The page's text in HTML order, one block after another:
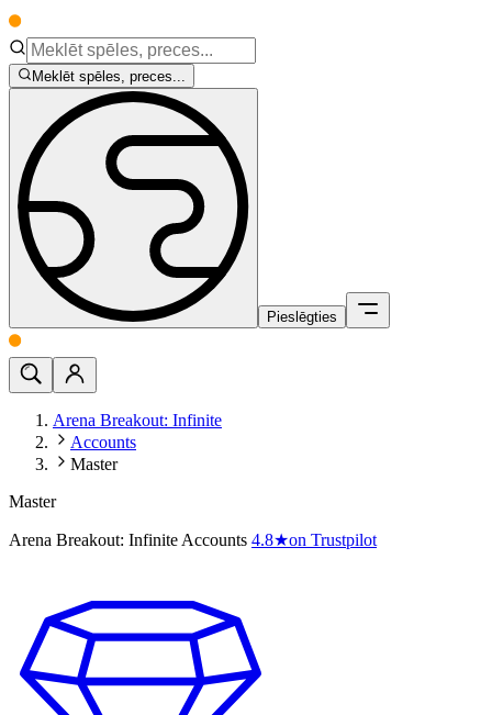
Meklēt spēles, preces...
Pieslēgties
Arena Breakout: Infinite
Accounts
Master
Master
Arena Breakout: Infinite Accounts 4.8★on Trustpilot